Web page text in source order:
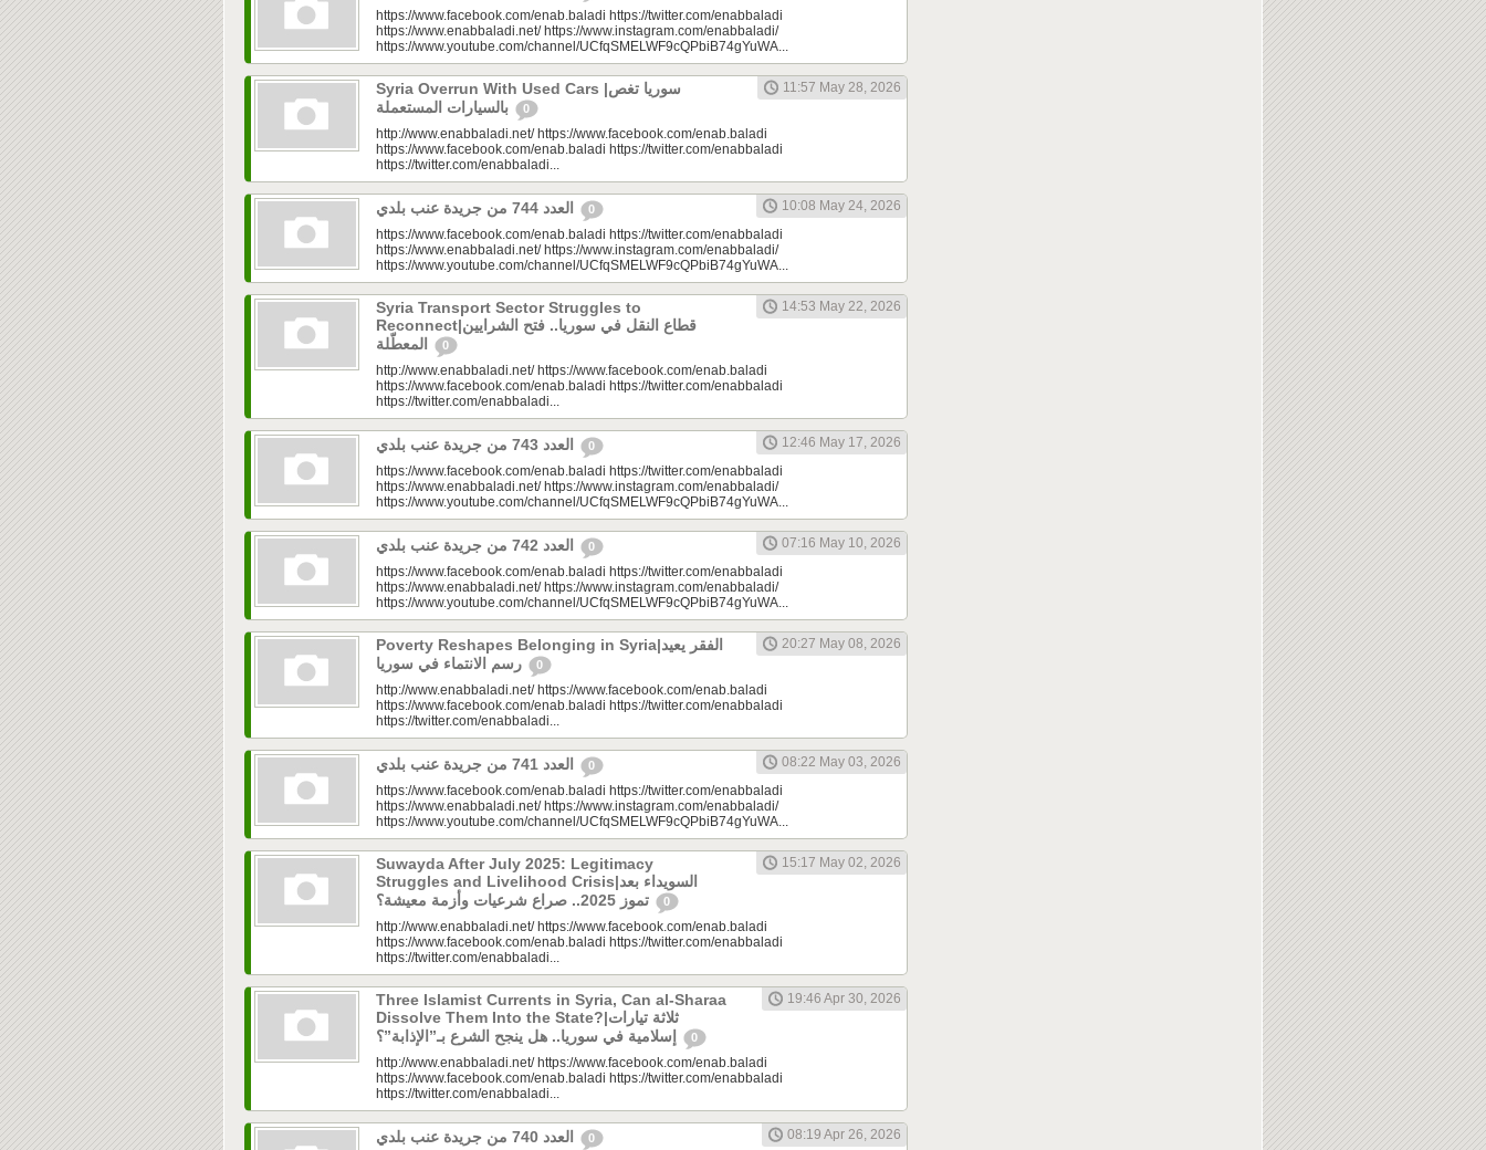
https://www.facebook.com/enab.baladi https://twitter.com/enabbaladi
https://www.enabbaladi.net/ https://www.instagram.com/enabbaladi/
https://www.youtube.com/channel/UCfqSMELWF9cQPbiB74gYuWA...
Syria Overrun With Used Cars |سوريا تغص
0
11:57 May 28, 2026
http://www.enabbaladi.net/ https://www.facebook.com/enab.baladi
https://www.facebook.com/enab.baladi https://twitter.com/enabbaladi
https://twitter.com/enabbaladi...
0
10:08 May 24, 2026
https://www.facebook.com/enab.baladi https://twitter.com/enabbaladi
https://www.enabbaladi.net/ https://www.instagram.com/enabbaladi/
https://www.youtube.com/channel/UCfqSMELWF9cQPbiB74gYuWA...
Syria Transport Sector Struggles to
Reconnect|قطاع النقل في سوريا.. فتح الشرايين
0
14:53 May 22, 2026
http://www.enabbaladi.net/ https://www.facebook.com/enab.baladi
https://www.facebook.com/enab.baladi https://twitter.com/enabbaladi
https://twitter.com/enabbaladi...
0
12:46 May 17, 2026
https://www.facebook.com/enab.baladi https://twitter.com/enabbaladi
https://www.enabbaladi.net/ https://www.instagram.com/enabbaladi/
https://www.youtube.com/channel/UCfqSMELWF9cQPbiB74gYuWA...
0
07:16 May 10, 2026
https://www.facebook.com/enab.baladi https://twitter.com/enabbaladi
https://www.enabbaladi.net/ https://www.instagram.com/enabbaladi/
https://www.youtube.com/channel/UCfqSMELWF9cQPbiB74gYuWA...
Poverty Reshapes Belonging in Syria|الفقر يعيد
0
20:27 May 08, 2026
http://www.enabbaladi.net/ https://www.facebook.com/enab.baladi
https://www.facebook.com/enab.baladi https://twitter.com/enabbaladi
https://twitter.com/enabbaladi...
0
08:22 May 03, 2026
https://www.facebook.com/enab.baladi https://twitter.com/enabbaladi
https://www.enabbaladi.net/ https://www.instagram.com/enabbaladi/
https://www.youtube.com/channel/UCfqSMELWF9cQPbiB74gYuWA...
Suwayda After July 2025: Legitimacy
Struggles and Livelihood Crisis|السويداء بعد
0
15:17 May 02, 2026
http://www.enabbaladi.net/ https://www.facebook.com/enab.baladi
https://www.facebook.com/enab.baladi https://twitter.com/enabbaladi
https://twitter.com/enabbaladi...
Three Islamist Currents in Syria, Can al-Sharaa
Dissolve Them Into the State?|ثلاثة تيارات
0
19:46 Apr 30, 2026
http://www.enabbaladi.net/ https://www.facebook.com/enab.baladi
https://www.facebook.com/enab.baladi https://twitter.com/enabbaladi
https://twitter.com/enabbaladi...
0
08:19 Apr 26, 2026